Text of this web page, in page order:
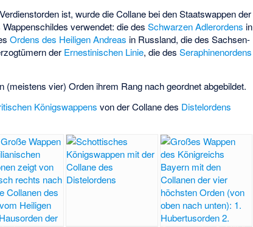
ist, wurde die Collane bei den Staatswappen der
verwendet: die desSchwarzen Adlerordens in
Ordens des Heiligen Andreas in Russland, die desSachsen-
der Ernestinischen Linie, die desSeraphinenordens
vier) Orden ihrem Rang nach geordnet abgebildet.
Königswappens von der Collane des Distelordens